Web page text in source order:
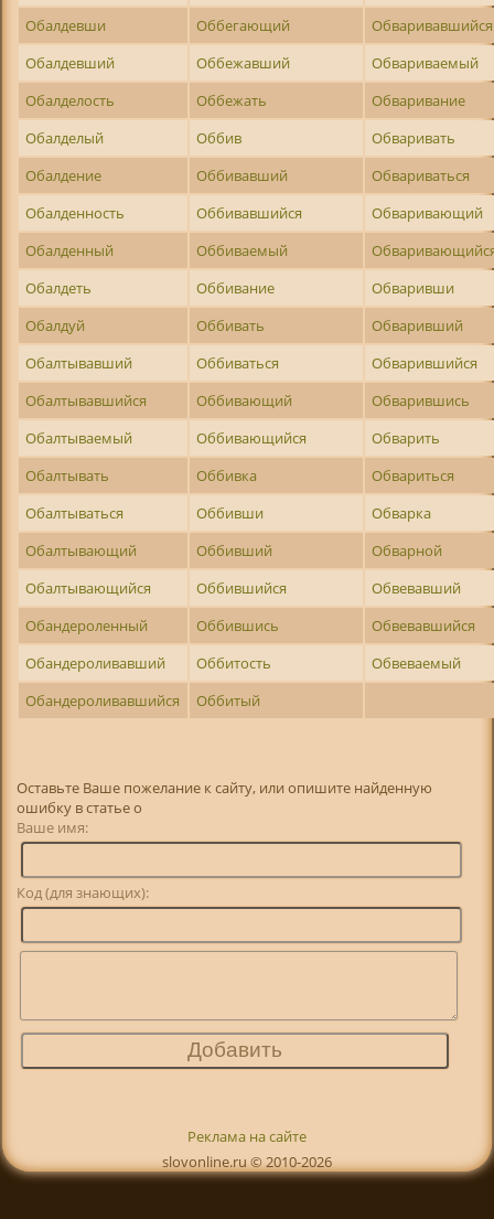
Обалдевши
Оббегающий
Обваривавшийся
Обалдевший
Оббежавший
Обвариваемый
Обалделость
Оббежать
Обваривание
Обалделый
Оббив
Обваривать
Обалдение
Оббивавший
Обвариваться
Обалденность
Оббивавшийся
Обваривающий
Обалденный
Оббиваемый
Обалдеть
Оббивание
Обваривши
Обалдуй
Оббивать
Обваривший
Обалтывавший
Оббиваться
Обварившийся
Обалтывавшийся
Оббивающий
Обварившись
Обалтываемый
Оббивающийся
Обварить
Обалтывать
Оббивка
Обвариться
Обалтываться
Оббивши
Обварка
Обалтывающий
Оббивший
Обварной
Обалтывающийся
Оббившийся
Обвевавший
Обандероленный
Оббившись
Обвевавшийся
Обандероливавший
Оббитость
Обвеваемый
Обандероливавшийся
Оббитый
Оставьте Ваше пожелание к сайту, или опишите найденную
ошибку в статье о
Ваше имя:
Код (для знающих):
Реклама на сайте
slovonline.ru © 2010-2026